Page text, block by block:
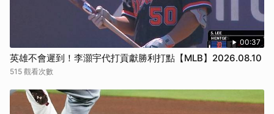
00:37
英雄不會遲到！李灝宇代打貢獻勝利打點【MLB】2026.08.10
515 觀看次數